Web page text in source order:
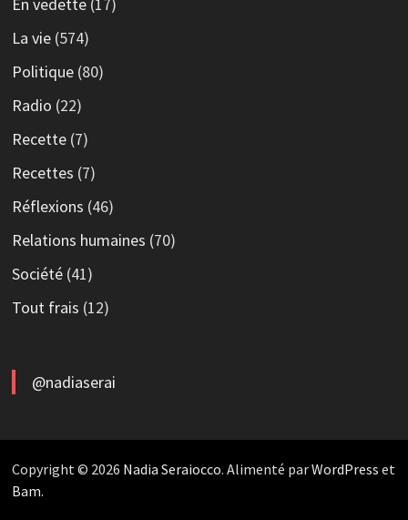
La vie(574)
Politique(80)
Radio (22)
Recette(7)
Recettes (7)
Réflexions (46)
Relations humaines (70)
Société(41)
Tout frais (12)
@nadiaserai
Copyright © 2026 Nadia Seraiocco. Alimenté parWordPress et
Bam.